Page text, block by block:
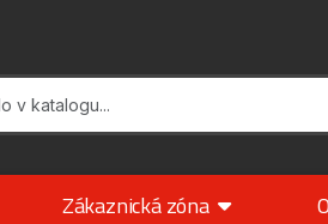
Zákaznická zóna